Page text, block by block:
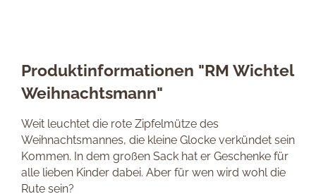
Produktinformationen "RM Wichtel
Weihnachtsmann"
Weit leuchtet die rote Zipfelmütze des
Weihnachtsmannes, die kleine Glocke verkündet sein
Kommen. In dem großen Sack hat er Geschenke für
alle lieben Kinder dabei. Aber für wen wird wohl die
Rute sein?